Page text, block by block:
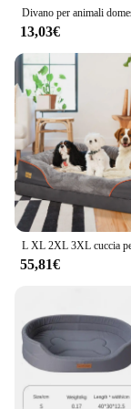
13,03€
55,81€